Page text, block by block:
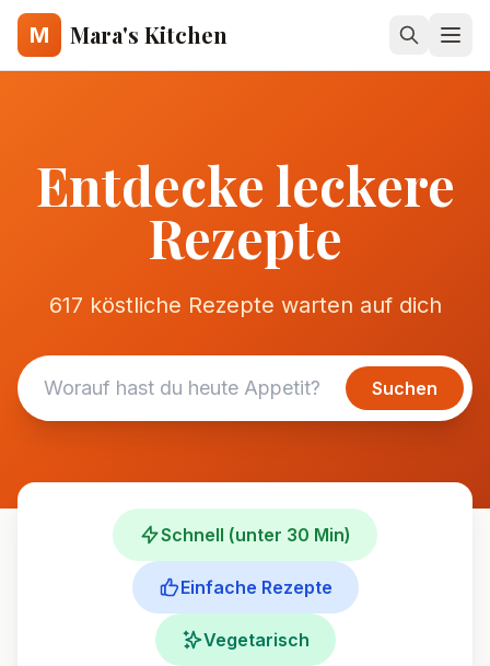
M Mara's Kitchen
Entdecke leckere
Rezepte
617 köstliche Rezepte warten auf dich
Suchen
Schnell (unter 30 Min)
Einfache Rezepte
Vegetarisch